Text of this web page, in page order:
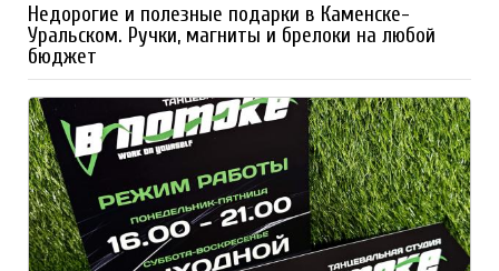
Недорогие и полезные подарки в Каменске-
Уральском. Ручки, магниты и брелоки на любой
бюджет